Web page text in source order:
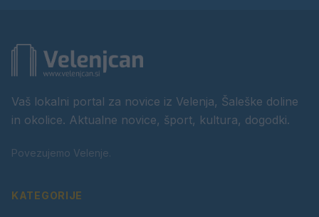
Vaš lokalni portal za novice iz Velenja, Šaleške doline
in okolice. Aktualne novice, šport, kultura, dogodki.
Povezujemo Velenje.
KATEGORIJE